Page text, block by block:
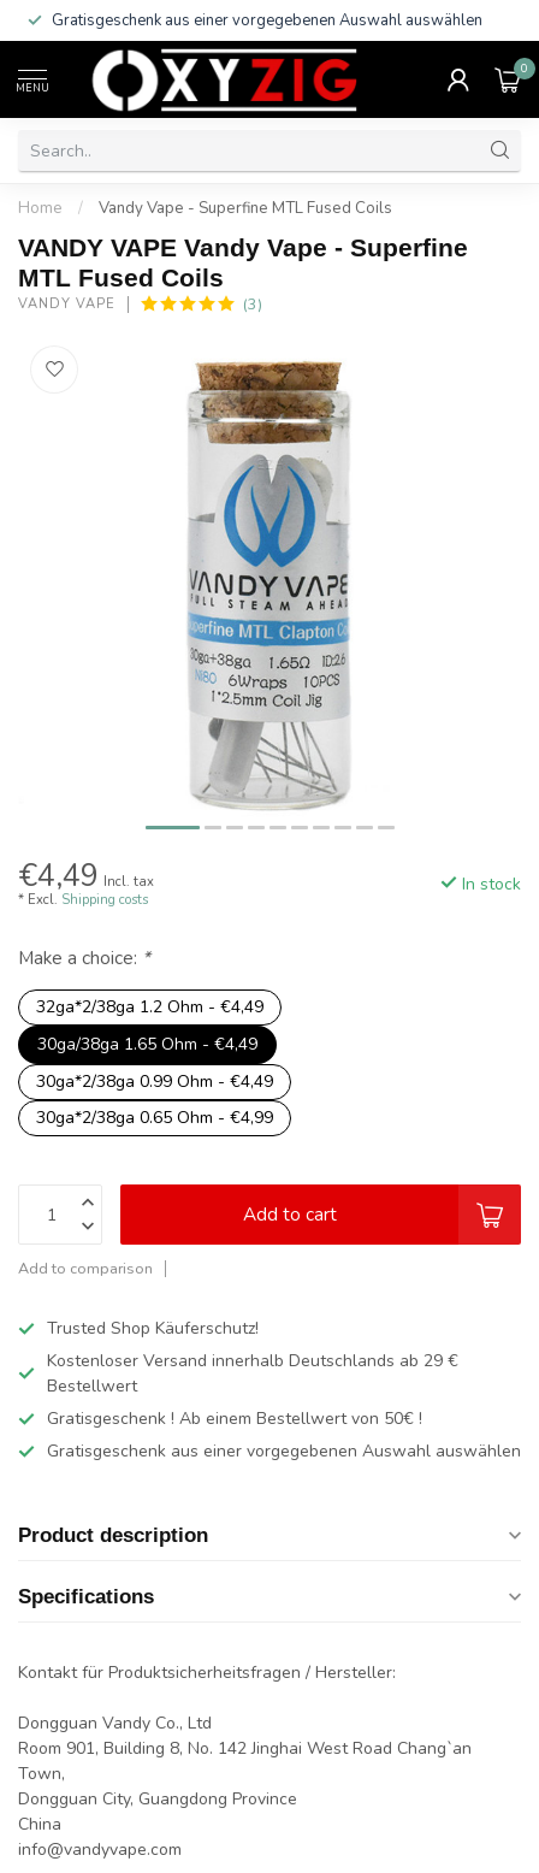
Gratisgeschenk aus einer vorgegebenen Auswahl auswählen
MENU
0
Home / Vandy Vape - Superfine MTL Fused Coils
VANDY VAPE Vandy Vape - Superfine
MTL Fused Coils
VANDY VAPE (3)
€4,49 Incl. tax
* Excl. Shipping costs
In stock
Make a choice: *
32ga*2/38ga 1.2 Ohm - €4,49
30ga/38ga 1.65 Ohm - €4,49
30ga*2/38ga 0.99 Ohm - €4,49
30ga*2/38ga 0.65 Ohm - €4,99
Add to cart
Add to comparison
Trusted Shop Käuferschutz!
Kostenloser Versand innerhalb Deutschlands ab 29 €
Bestellwert
Gratisgeschenk ! Ab einem Bestellwert von 50€ !
Gratisgeschenk aus einer vorgegebenen Auswahl auswählen
Product description
Specifications
Kontakt für Produktsicherheitsfragen / Hersteller:
Dongguan Vandy Co., Ltd
Room 901, Building 8, No. 142 Jinghai West Road Chang`an
Town,
Dongguan City, Guangdong Province
China
info@vandyvape.com